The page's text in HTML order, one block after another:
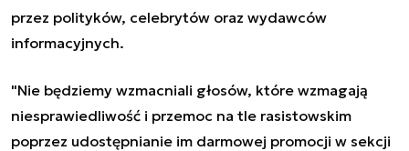
przez polityków, celebrytów oraz wydawców
informacyjnych.
"Nie będziemy wzmacniali głosów, które wzmagają
niesprawiedliwość i przemoc na tle rasistowskim
poprzez udostępnianie im darmowej promocji w sekcji